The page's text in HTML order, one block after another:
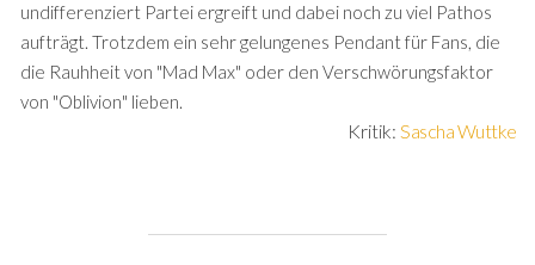
undifferenziert Partei ergreift und dabei noch zu viel Pathos
aufträgt. Trotzdem ein sehr gelungenes Pendant für Fans, die
die Rauhheit von "Mad Max" oder den Verschwörungsfaktor
von "Oblivion" lieben.
Kritik:Sascha Wuttke